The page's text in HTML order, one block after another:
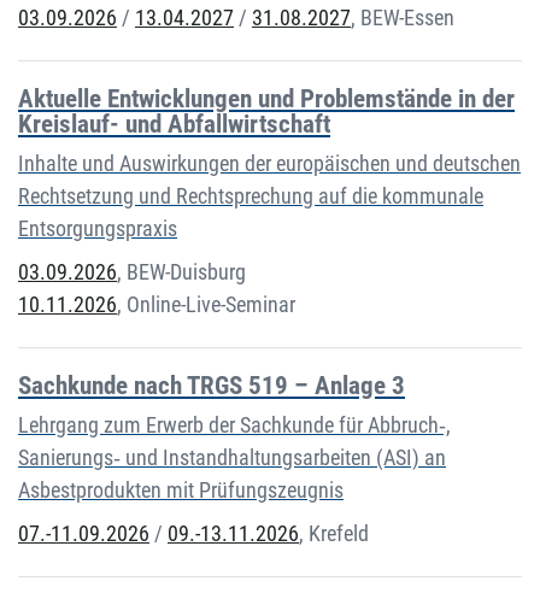
03.09.2026 / 13.04.2027 / 31.08.2027, BEW-Essen
Aktuelle Entwicklungen und Problemstände in der
Kreislauf- und Abfallwirtschaft
Inhalte und Auswirkungen der europäischen und deutschen
Rechtsetzung und Rechtsprechung auf die kommunale
Entsorgungspraxis
03.09.2026, BEW-Duisburg
10.11.2026, Online-Live-Seminar
Sachkunde nach TRGS 519 – Anlage 3
Lehrgang zum Erwerb der Sachkunde für Abbruch‐,
Sanierungs‐ und Instandhaltungsarbeiten (ASI) an
Asbestprodukten mit Prüfungszeugnis
07.-11.09.2026 / 09.-13.11.2026, Krefeld